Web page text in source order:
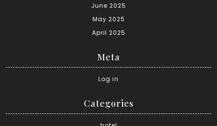
June 2025
May 2025
April 2025
Meta
Log in
Categories